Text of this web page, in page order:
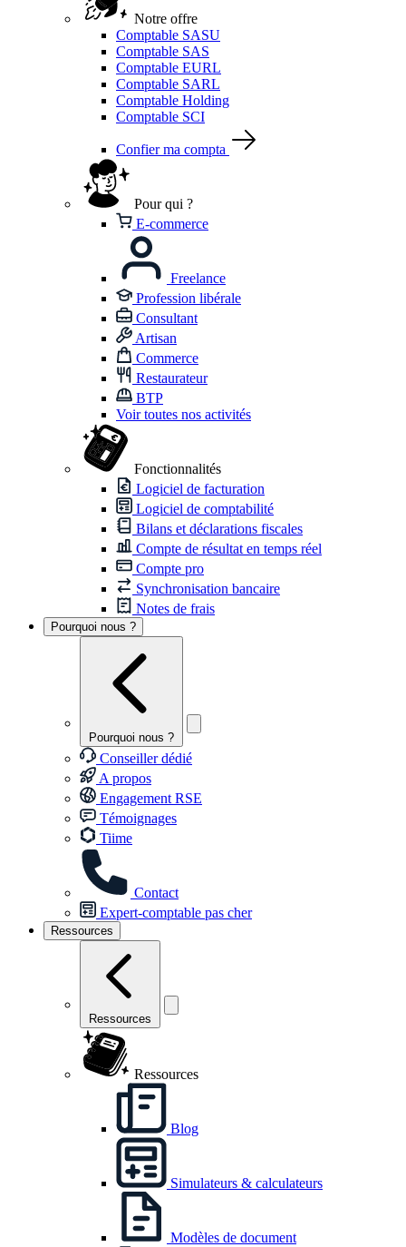
Notre offre
Comptable SASU
Comptable SAS
Comptable EURL
Comptable SARL
Comptable Holding
Comptable SCI
Confier ma compta
Pour qui ?
E-commerce
Freelance
Profession libérale
Consultant
Artisan
Commerce
Restaurateur
BTP
Voir toutes nos activités
Fonctionnalités
Logiciel de facturation
Logiciel de comptabilité
Bilans et déclarations fiscales
Compte de résultat en temps réel
Compte pro
Synchronisation bancaire
Notes de frais
Pourquoi nous ?
Pourquoi nous ?
Conseiller dédié
A propos
Engagement RSE
Témoignages
Tiime
Contact
Expert-comptable pas cher
Ressources
Ressources
Ressources
Blog
Simulateurs & calculateurs
Modèles de document